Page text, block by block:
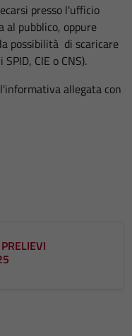
presso l'ufficio
al pubblico, oppure
possibilità di scaricare
CIE o CNS).
allegata con